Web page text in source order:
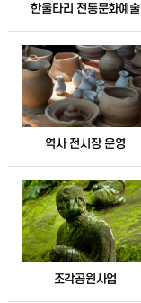
한울타리 전통문화예술
역사 전시장 운영
조각공원사업